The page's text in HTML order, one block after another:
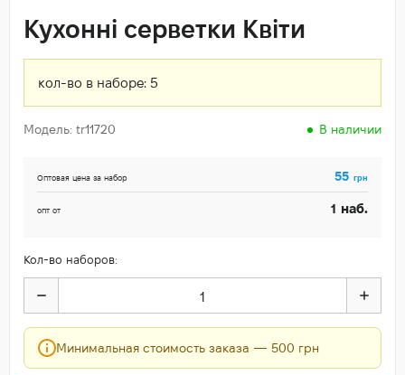
Кухонні серветки Квіти
кол-во в наборе: 5
Модель: tr11720 В наличии
Оптовая цена за набор 55 грн
опт от 1 наб.
Кол-во наборов:
Минимальная стоимость заказа — 500 грн